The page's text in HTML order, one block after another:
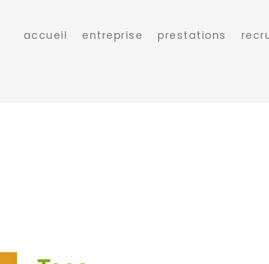
accueil entreprise prestations
Toco